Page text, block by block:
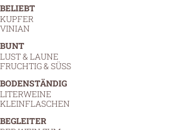
BELIEBT
KUPFER
VINIAN
BUNT
LUST & LAUNE
FRUCHTIG & SÜSS
BODENSTÄNDIG
LITERWEINE
KLEINFLASCHEN
BEGLEITER